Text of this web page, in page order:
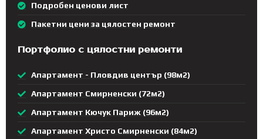
Подробен ценови лист
Пакетни цени за цялостен ремонт
Портфолио с цялостни ремонти
Апартамент - Пловдив център (98м2)
Апартамент Смирненски (72м2)
Апартамент Кючук Париж (96м2)
Апартамент Христо Смирненски (84м2)